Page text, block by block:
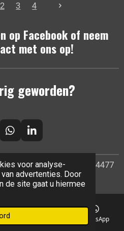
voor analyse-
advertenties. Door
de site gaat u hiermee
2 3 4
op Facebook of neem
met ons op!
geworden?
W
h
a
t
s
A
L
i
n
k
e
d
e.swaapKVK 89444477
WhatsApp